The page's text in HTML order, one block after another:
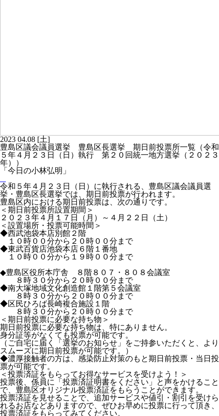
2023 04.08 [土]
豊島区議会議員選挙 豊島区長選挙 期日前投票所一覧（令和
５年４月２３日（日）執行 第２０回統一地方選挙（２０２３
年））
「今日の小林弘明」
令和５年４月２３日（日）に執行される、豊島区議会議員選
挙・豊島区長選挙では、期日前投票が行われます。
豊島区内における期日前投票は、次の通りです。
＜期日前投票所設置期間＞
２０２３年４月１７日（月）～４月２２日（土）
＜設置場所・投票可能時間＞
◆西武池袋本店別館２階
１０時００分から２０時００分まで
◆東武百貨店池袋本店６階１番地
１０時００分から１９時００分まで
◆豊島区役所本庁舎 ８階８０７・８０８会議室
８時３０分から２０時００分まで
◆南大塚地域文化創造館１階第５会議室
８時３０分から２０時００分まで
◆区民ひろば長崎複合施設１階
８時３０分から２０時００分まで
＜期日前投票に必要な持ち物＞
期日前投票に必要な持ち物は、特にありません。
身分証等がなくても投票が可能です。
（ご自宅に届く「選挙のお知らせ」をご持参いただくと、より
スムーズに期日前投票が可能です。）
◆濃厚接触者の方は、感染防止対策のもと期日前投票・当日投
票が可能です。
＜投票済証をもらってお得なサービスを受けよう！＞
投票後、係員に「投票済証明書をください」と声をかけること
で、豊島区オリジナル投票済証をもらうことができます。
投票済証を見せることで、追加サービスや値引・割引を受けら
れるお店などありますので、ぜひお早めに投票に行って頂き、
投票済証をもらってみてください。